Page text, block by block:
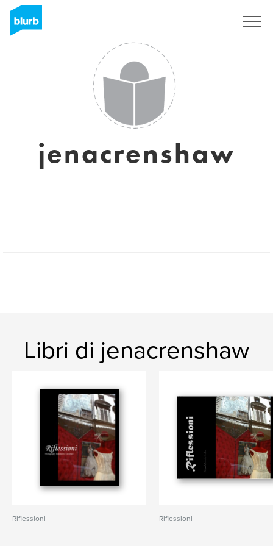
jenacrenshaw
Libri di jenacrenshaw
Riflessioni Riflessioni